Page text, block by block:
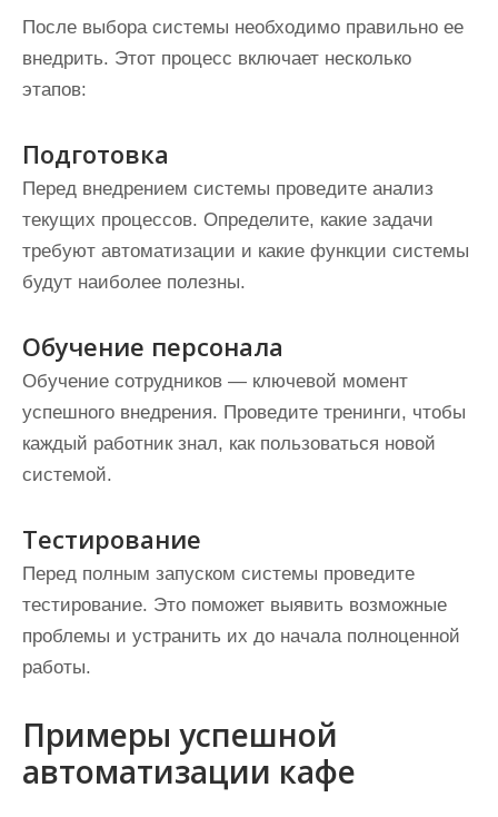
После выбора системы необходимо правильно ее
внедрить. Этот процесс включает несколько
этапов:
Подготовка
Перед внедрением системы проведите анализ
текущих процессов. Определите, какие задачи
требуют автоматизации и какие функции системы
будут наиболее полезны.
Обучение персонала
Обучение сотрудников — ключевой момент
успешного внедрения. Проведите тренинги, чтобы
каждый работник знал, как пользоваться новой
системой.
Тестирование
Перед полным запуском системы проведите
тестирование. Это поможет выявить возможные
проблемы и устранить их до начала полноценной
работы.
Примеры успешной
автоматизации кафе